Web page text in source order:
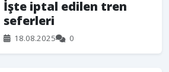
İşte iptal edilen tren
seferleri
18.08.2025 0